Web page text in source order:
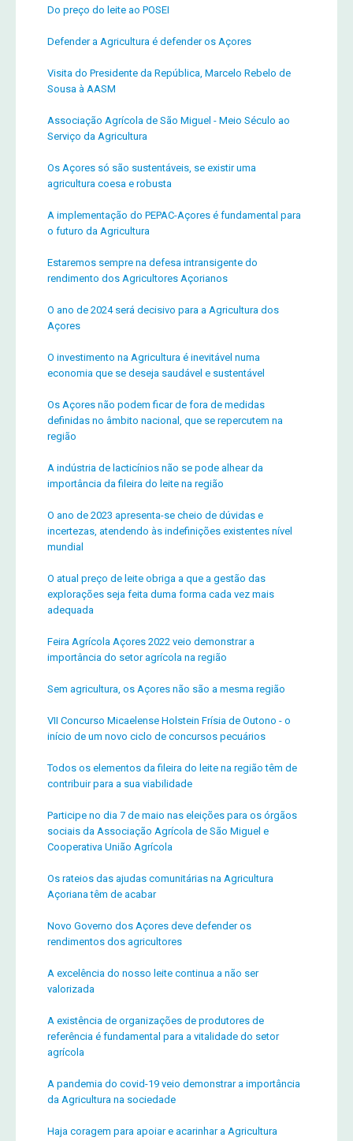
Do preço do leite ao POSEI
Defender a Agricultura é defender os Açores
Visita do Presidente da República, Marcelo Rebelo de
Sousa à AASM
Associação Agrícola de São Miguel - Meio Século ao
Serviço da Agricultura
Os Açores só são sustentáveis, se existir uma
agricultura coesa e robusta
A implementação do PEPAC-Açores é fundamental para
o futuro da Agricultura
Estaremos sempre na defesa intransigente do
rendimento dos Agricultores Açorianos
O ano de 2024 será decisivo para a Agricultura dos
Açores
O investimento na Agricultura é inevitável numa
economia que se deseja saudável e sustentável
Os Açores não podem ficar de fora de medidas
definidas no âmbito nacional, que se repercutem na
região
A indústria de lacticínios não se pode alhear da
importância da fileira do leite na região
O ano de 2023 apresenta-se cheio de dúvidas e
incertezas, atendendo às indefinições existentes nível
mundial
O atual preço de leite obriga a que a gestão das
explorações seja feita duma forma cada vez mais
adequada
Feira Agrícola Açores 2022 veio demonstrar a
importância do setor agrícola na região
Sem agricultura, os Açores não são a mesma região
VII Concurso Micaelense Holstein Frísia de Outono - o
início de um novo ciclo de concursos pecuários
Todos os elementos da fileira do leite na região têm de
contribuir para a sua viabilidade
Participe no dia 7 de maio nas eleições para os órgãos
sociais da Associação Agrícola de São Miguel e
Cooperativa União Agrícola
Os rateios das ajudas comunitárias na Agricultura
Açoriana têm de acabar
Novo Governo dos Açores deve defender os
rendimentos dos agricultores
A excelência do nosso leite continua a não ser
valorizada
A existência de organizações de produtores de
referência é fundamental para a vitalidade do setor
agrícola
A pandemia do covid-19 veio demonstrar a importância
da Agricultura na sociedade
Haja coragem para apoiar e acarinhar a Agricultura